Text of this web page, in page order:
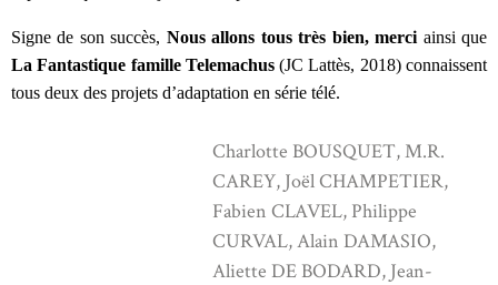
Signe de son succès, Nous allons tous très bien, merci
La Fantastique famille Telemachus (JC Lattès, 2018) connaissent
tous deux des projets d’adaptation en série télé.
Charlotte BOUSQUET, M.R.
CAREY, Joël CHAMPETIER,
Fabien CLAVEL, Philippe
CURVAL, Alain DAMASIO,
Aliette DE BODARD, Jean-